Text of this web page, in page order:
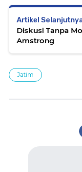
Artikel
Diskusi Tanpa
Amstrong
Jatim